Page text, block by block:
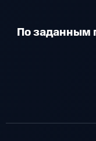
По заданным